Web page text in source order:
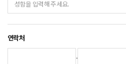
연락처
-